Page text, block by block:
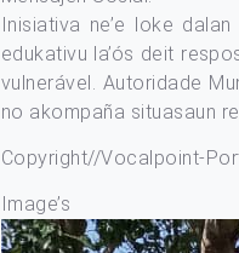
Inisiativa ne’e loke
edukativu la’ós deit
vulnerável. Autoridade
no akompaña situasaun
Copyright//Vocalpoint-
Image’s